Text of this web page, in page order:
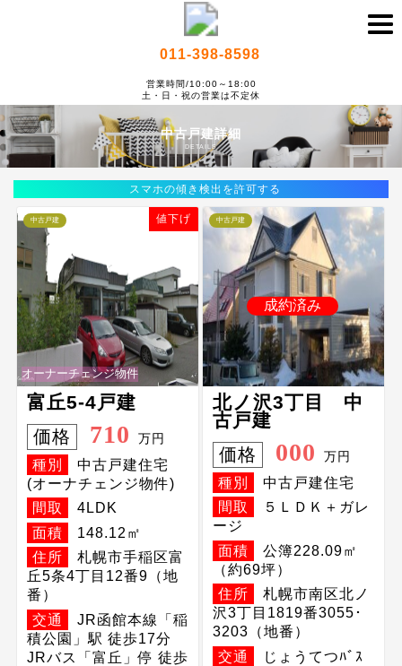
011-398-8598
営業時間/10:00～18:00
土・日・祝の営業は不定休
中古戸建詳細
DETAILS
スマホの傾き検出を許可する
オーナーチェンジ物件
値下げ
中古戸建
富丘5-4戸建
価格 710 万円
種別
中古戸建住宅
(オーナチェンジ物件)
間取
4LDK
面積
148.12㎡
住所
札幌市手稲区富
丘5条4丁目12番9（地
番）
交通
JR函館本線「稲
積公園」駅 徒歩17分
JRバス「富丘」停 徒歩
成約済み
中古戸建
北ノ沢3丁目 中
古戸建
価格 000 万円
種別
中古戸建住宅
間取
５ＬＤＫ＋ガレ
ージ
面積
公簿228.09㎡
（約69坪）
住所
札幌市南区北ノ
沢3丁目1819番3055･
3203（地番）
交通
じょうてつﾊﾞｽ